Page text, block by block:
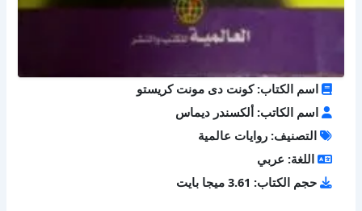
اسم الكتاب: كونت دى مونت كريستو
اسم الكاتب: ألكسندر ديماس
التصنيف: روايات عالمية
اللغة: عربي
حجم الكتاب: 3.61 ميجا بايت